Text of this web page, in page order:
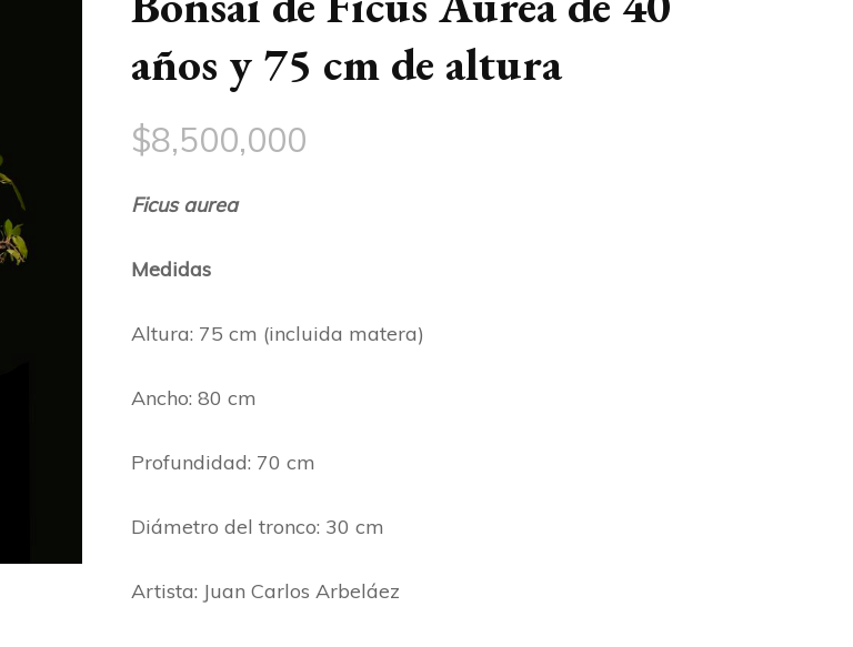
años y 75 cm de altura
$8,500,000
Ficus aurea
Medidas
Altura: 75 cm (incluida matera)
Ancho: 80 cm
Profundidad: 70 cm
Diámetro del tronco: 30 cm
Artista: Juan Carlos Arbeláez